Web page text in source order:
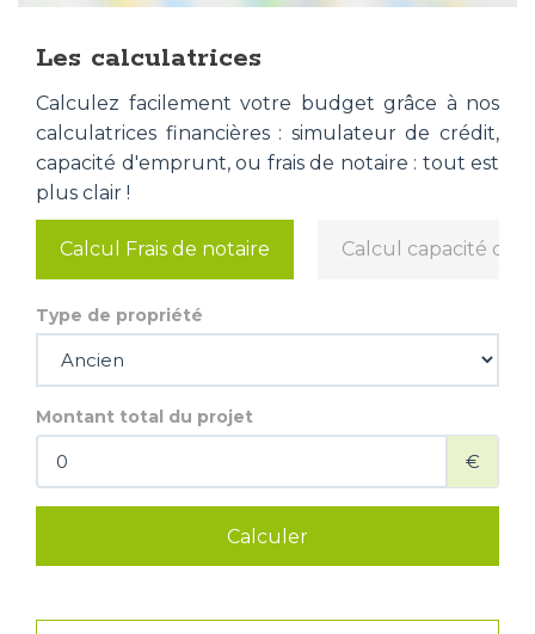
Les calculatrices
Calculez facilement votre budget grâce à nos
calculatrices financières : simulateur de crédit,
capacité d'emprunt, ou frais de notaire : tout est
plus clair !
Calcul Frais de notaire Calcul capacité